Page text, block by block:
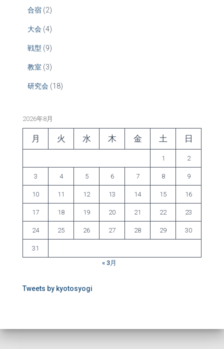
合宿 (2)
大会 (4)
戦型 (9)
教室 (3)
研究会 (18)
2026年8月
月 火 水 木 金 土 日
1 2
3 4 5 6 7 8 9
10 11 12 13 14 15 16
17 18 19 20 21 22 23
24 25 26 27 28 29 30
31
« 3月
Tweets by kyotosyogi